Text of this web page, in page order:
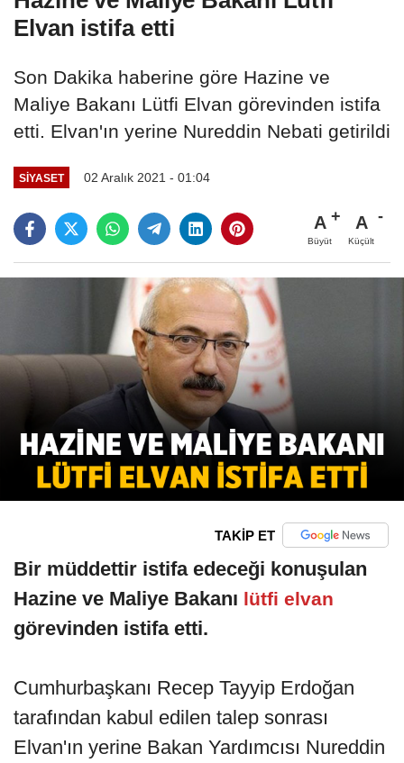
Elvan istifa etti
Son Dakika haberine göre Hazine ve
Maliye Bakanı Lütfi Elvan görevinden istifa
etti. Elvan'ın yerine Nureddin Nebati getirildi
SIYASET 02 Aralık 2021 - 01:04
A
Büyüt
A
Küçült
TAKİP ET
Bir müddettir istifa edeceği konuşulan
Hazine ve Maliye Bakanı lütfi elvan
görevinden istifa etti.
Cumhurbaşkanı Recep Tayyip Erdoğan
tarafından kabul edilen talep sonrası
Elvan'ın yerine Bakan Yardımcısı Nureddin